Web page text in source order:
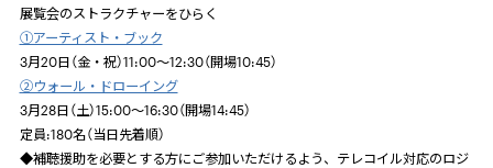
展覧会のストラクチャーをひらく
①アーティスト・ブック
3月20日（金・祝）11:00～12:30（開場10:45）
②ウォール・ドローイング
3月28日（土）15:00～16:30（開場14:45）
定員:180名（当日先着順）
◆補聴援助を必要とする方にご参加いただけるよう、テレコイル対応のロジ